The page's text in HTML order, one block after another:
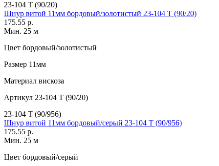
23-104 Т (90/20)
Шнур витой 11мм бордовый/золотистый 23-104 Т (90/20)
175.55 р.
Мин. 25 м
Цвет бордовый/золотистый
Размер 11мм
Материал вискоза
Артикул 23-104 Т (90/20)
23-104 Т (90/956)
Шнур витой 11мм бордовый/серый 23-104 Т (90/956)
175.55 р.
Мин. 25 м
Цвет бордовый/серый